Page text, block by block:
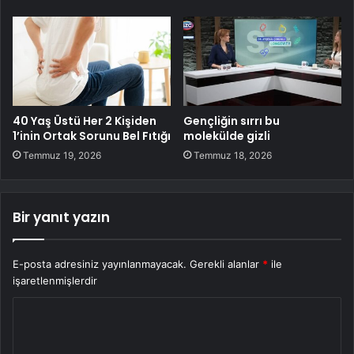
40 Yaş Üstü Her 2 Kişiden
1’inin Ortak Sorunu Bel Fıtığı
Temmuz 19, 2026
Gençliğin sırrı bu
molekülde gizli
Temmuz 18, 2026
Bir yanıt yazın
E-posta adresiniz yayınlanmayacak. Gerekli alanlar * ile
işaretlenmişlerdir